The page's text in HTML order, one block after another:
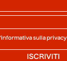
sulla privacy
ISCRIVITI